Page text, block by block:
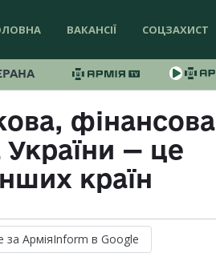
ВАКАНСІЇ СОЦЗАХИСТ
фінансова
України — це
країн
за АрміяInform в Google